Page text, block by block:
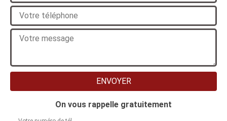
On vous rappelle gratuitement